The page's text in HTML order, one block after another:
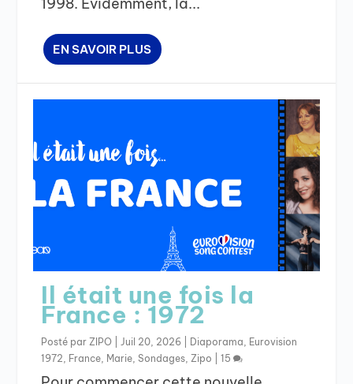
EN SAVOIR PLUS
Il était une fois la
France : 1972
Posté parZIPO Juil 20, 2026 Diaporama Eurovision
1972 France Marie ,Sondages ,Zipo |15